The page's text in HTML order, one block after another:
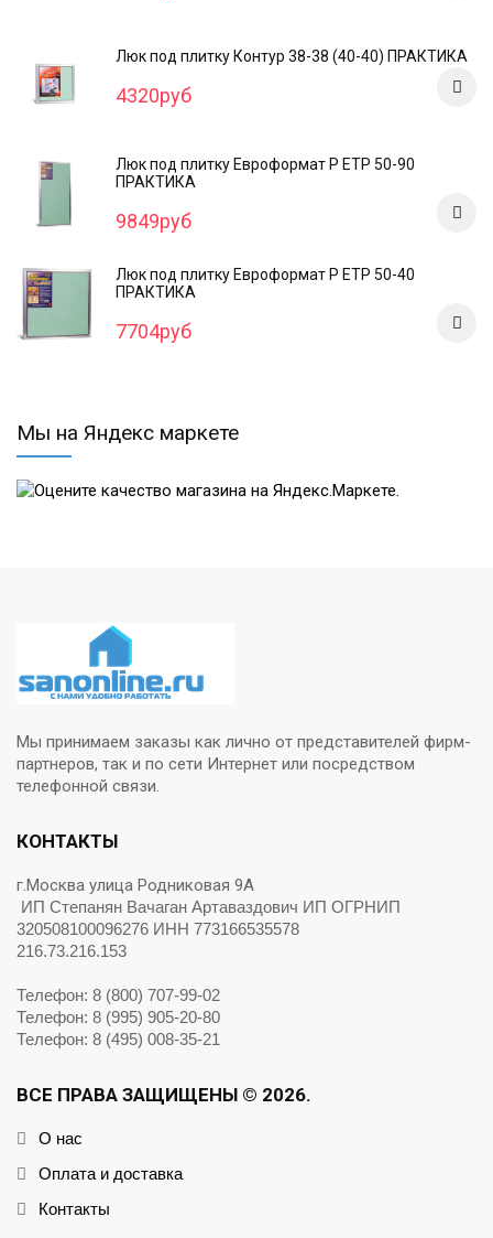
Люк под плитку Контур 38-38 (40-40) ПРАКТИКА
4320руб
Люк под плитку Евроформат Р ЕТР 50-90
ПРАКТИКА
9849руб
Люк под плитку Евроформат Р ЕТР 50-40
ПРАКТИКА
7704руб
Мы на Яндекс маркете
Мы принимаем заказы как лично от представителей фирм-
партнеров, так и по сети Интернет или посредством
телефонной связи.
КОНТАКТЫ
г.Москва улица Родниковая 9А
ИП Степанян Вачаган Артаваздович ИП ОГРНИП
320508100096276 ИНН 773166535578
216.73.216.153
Телефон: 8 (800) 707-99-02
Телефон: 8 (995) 905-20-80
Телефон: 8 (495) 008-35-21
ВСЕ ПРАВА ЗАЩИЩЕНЫ © 2026.
О нас
Оплата и доставка
Контакты